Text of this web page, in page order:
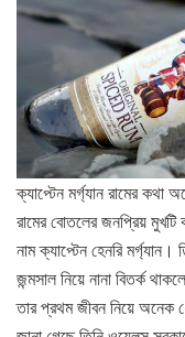
ক্যাপ্টেন মর্গ্যান রামের
রামের বোতলের জনপ্রিয়
নাম ক্যাপ্টেন হেনরি
জন্মসাল নিয়ে নানা বিতর্ক
তার প্রথম জীবন নিয়ে অনেক